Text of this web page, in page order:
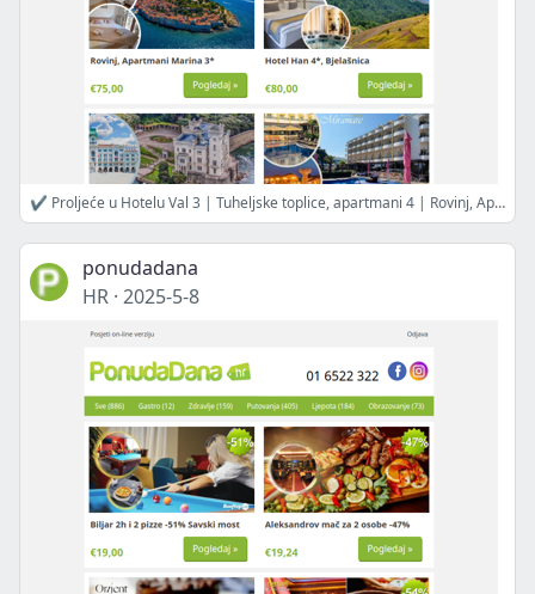
✔ Proljeće u Hotelu Val 3 | Tuheljske toplice, apartmani 4 | Rovinj, Apartmani Marina 3 | Hotel Han 4, Bjelašnica | Jednodnevni izlet - Miramare i Trst | Proljeće u Hotelu Miramare 4 | ALL INCLUSIVE - Valamar Bellevue 4
ponudadana
HR · 2025-5-8